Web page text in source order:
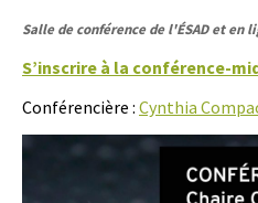
Salle de conférence de l'ÉSAD et en
S’inscrire à la conférence-
Conférencière : Cynthia